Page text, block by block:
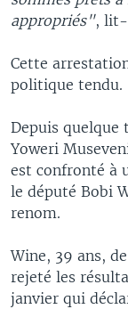
appropriés", lit-
Cette
politique tendu.
Depuis quelque
Yoweri
est confronté à
le député Bobi
renom.
Wine, 39 ans,
rejeté les
janvier qui